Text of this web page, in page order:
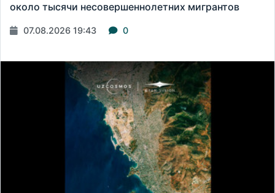
около тысячи несовершеннолетних мигрантов
07.08.2026 19:43 0